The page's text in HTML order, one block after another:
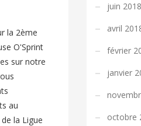
la 2ème
O'Sprint
sur notre
au
la Ligue
juin 2018
avril
février
janvier
octobre